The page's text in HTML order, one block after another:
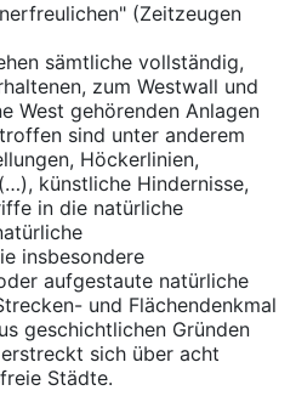
(Zeitzeugen
sämtliche vollständig,
zum Westwall und
West gehörenden Anlagen
sind unter anderem
Höckerlinien,
künstliche Hindernisse,
in die natürliche
insbesondere
aufgestaute natürliche
und Flächendenkmal
geschichtlichen Gründen
sich über acht
Städte.